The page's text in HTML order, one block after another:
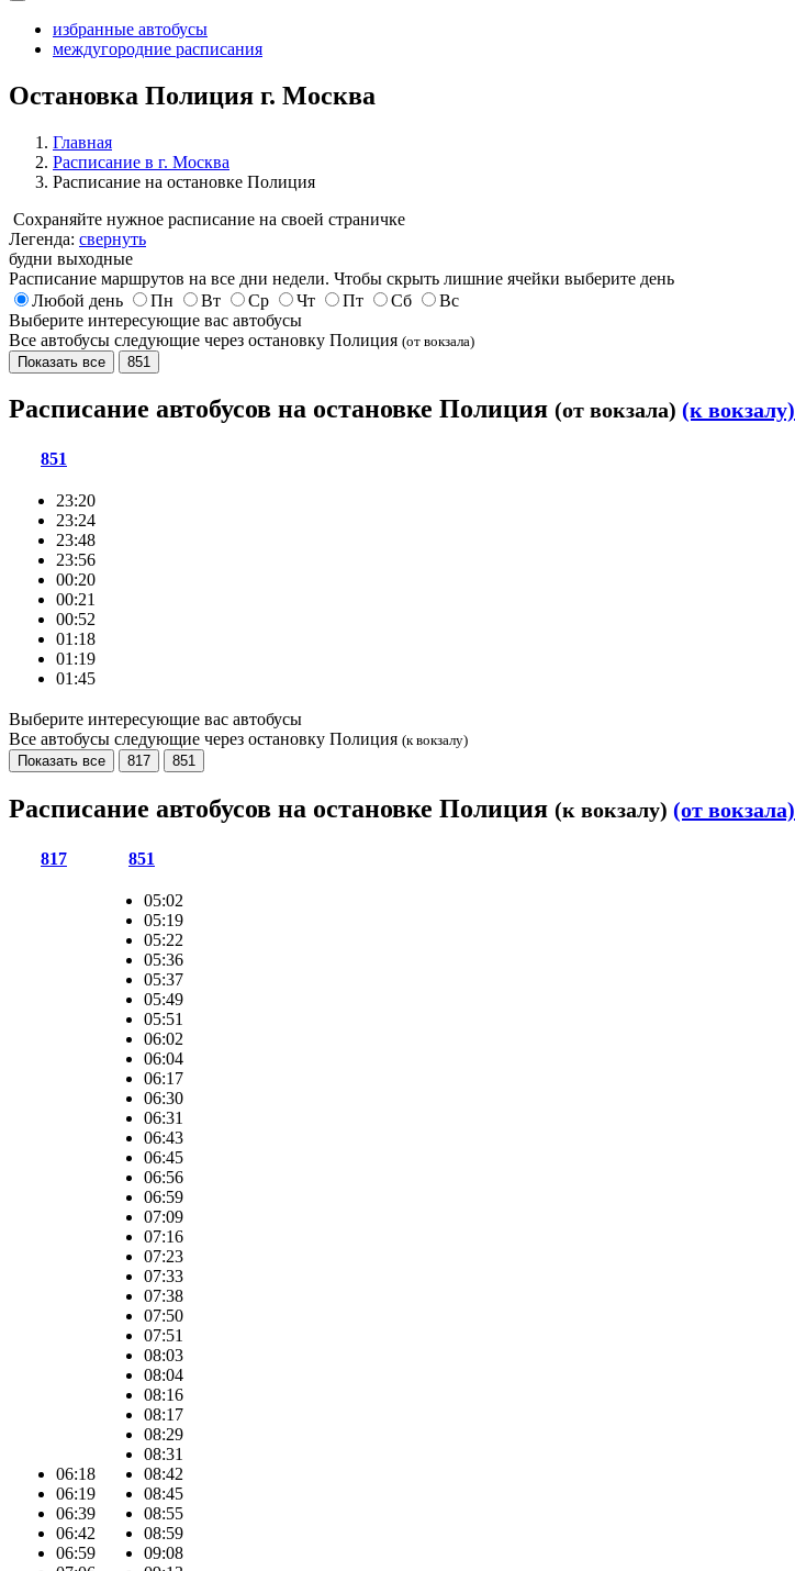
избранные автобусы
междугородние расписания
Остановка Полиция г. Москва
Главная
Расписание в г. Москва
Расписание на остановке Полиция
Сохраняйте нужное расписание на своей страничке
Легенда: свернуть
будни выходные
Расписание маршрутов на все дни недели. Чтобы скрыть лишние ячейки выберите день
Любой день
Пн Вт Ср Чт Пт Сб
Вс
Выберите интересующие вас автобусы
Все автобусы следующие через остановку Полиция (от вокзала)
Показать все
851
Расписание автобусов на остановке Полиция (от вокзала) (к вокзалу)
851
23:20
23:24
23:48
23:56
00:20
00:21
00:52
01:18
01:19
01:45
Выберите интересующие вас автобусы
Все автобусы следующие через остановку Полиция (к вокзалу)
Показать все
817 851
Расписание автобусов на остановке Полиция (к вокзалу) (от вокзала)
817 851
06:18
06:19
06:39
06:42
06:59
05:02
05:19
05:22
05:36
05:37
05:49
05:51
06:02
06:04
06:17
06:30
06:31
06:43
06:45
06:56
06:59
07:09
07:16
07:23
07:33
07:38
07:50
07:51
08:03
08:04
08:16
08:17
08:29
08:31
08:42
08:45
08:55
08:59
09:08